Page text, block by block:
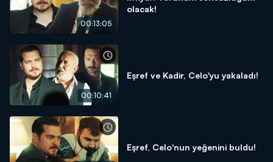
00:13:05
olacak!
00:10:41
Eşref ve Kadir, Celo'yu yakaladı!
Eşref, Celo'nun yeğenini buldu!